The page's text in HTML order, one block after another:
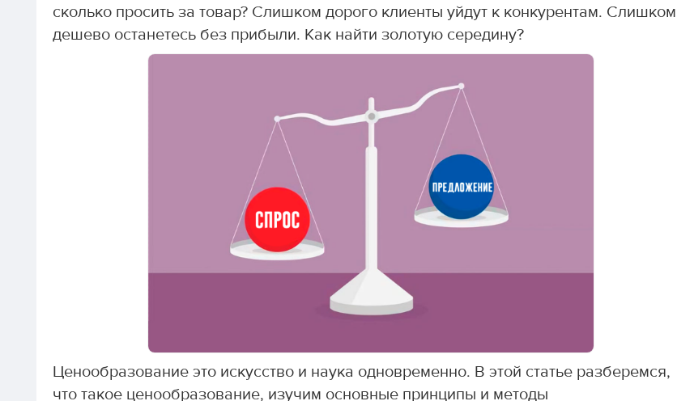
сколько просить за товар? Слишком дорого клиенты уйдут к конкурентам. Слишком
дешево останетесь без прибыли. Как найти золотую середину?
Ценообразование это искусство и наука одновременно. В этой статье разберемся,
что такое ценообразование, изучим основные принципы и методы